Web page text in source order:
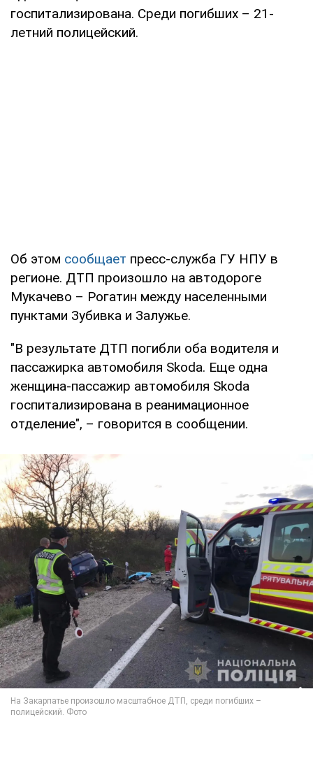
госпитализирована. Среди погибших – 21-
летний полицейский.
Об этом сообщает пресс-служба ГУ НПУ в
регионе. ДТП произошло на автодороге
Мукачево – Рогатин между населенными
пунктами Зубивка и Залужье.
"В результате ДТП погибли оба водителя и
пассажирка автомобиля Skoda. Еще одна
женщина-пассажир автомобиля Skoda
госпитализирована в реанимационное
отделение", – говорится в сообщении.